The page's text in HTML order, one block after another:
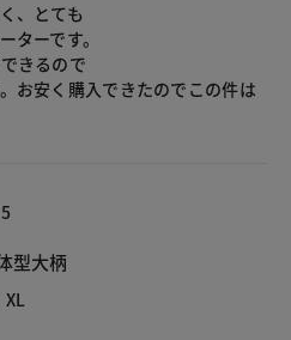
、とても
ターです。
きるので
お安く購入できたのでこの件は
型大柄
XL